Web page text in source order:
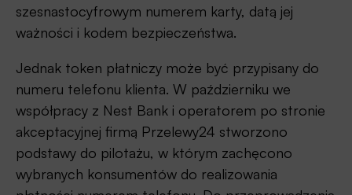
szesnastocyfrowym numerem karty, datą jej
ważności i kodem bezpieczeństwa.
Jednak token płatniczy może być przypisany do
numeru telefonu klienta. W październiku we
współpracy z Nest Bank i operatorem po stronie
akceptacyjnej firmą Przelewy24 stworzono
podstawy do pilotażu, w którym zachęcono
wybranych konsumentów do realizowania